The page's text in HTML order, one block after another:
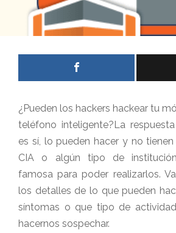
¿Pueden los hackers hackear tu
teléfono inteligente?La
es sí, lo pueden hacer y no
CIA o algún tipo de
famosa para poder realizarlos.
los detalles de lo que pueden
síntomas o que tipo de
hacernos sospechar.